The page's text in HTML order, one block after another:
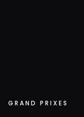
GRAND PRIXES